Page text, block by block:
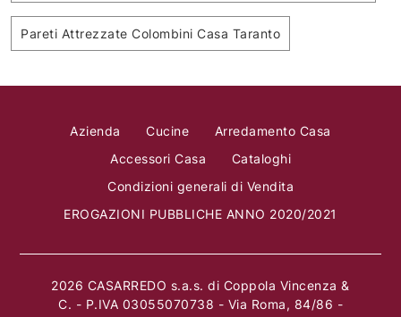
Pareti Attrezzate Colombini Casa Taranto
Azienda Cucine
Arredamento Casa
Accessori Casa
Cataloghi
Condizioni generali di Vendita
EROGAZIONI PUBBLICHE ANNO 2020/2021
2026 CASARREDO s.a.s. di Coppola Vincenza &
C. - P.IVA 03055070738 - Via Roma, 84/86 -